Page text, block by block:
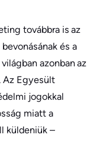
továbbra is az
és a
azonban az
Az Egyesült
jogokkal
miatt a
küldeniük –